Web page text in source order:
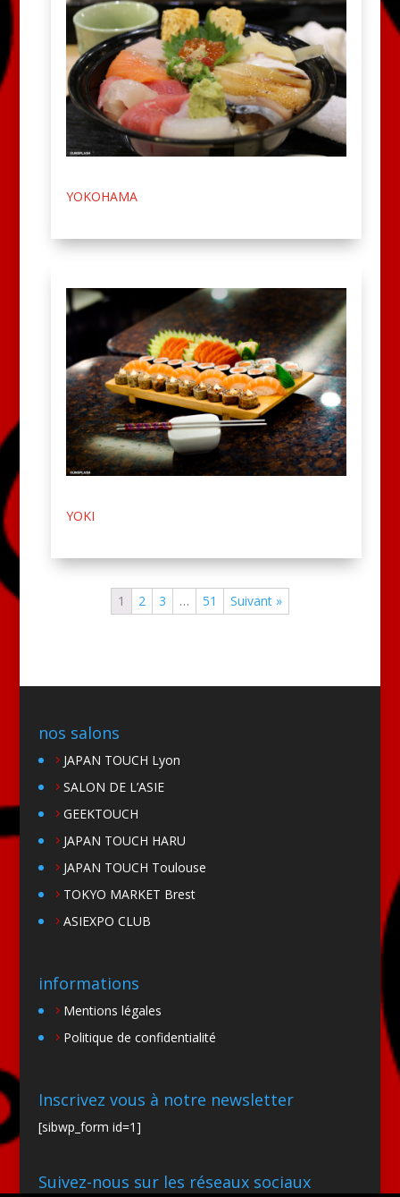
YOKOHAMA
YOKI
1 2 3 … 51 Suivant »
nos salons
JAPAN TOUCH Lyon
SALON DE L’ASIE
GEEKTOUCH
JAPAN TOUCH HARU
JAPAN TOUCH Toulouse
TOKYO MARKET Brest
ASIEXPO CLUB
informations
Mentions légales
Politique de confidentialité
Inscrivez vous à notre newsletter
[sibwp_form id=1]
Suivez-nous sur les réseaux sociaux